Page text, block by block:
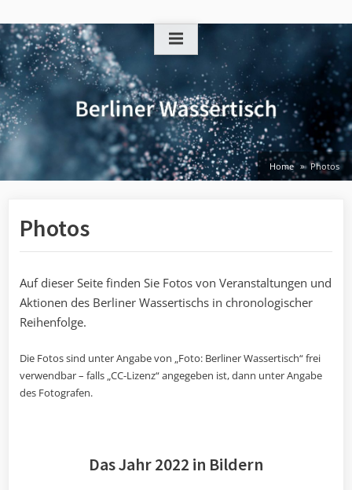
to
content
Home Photos
Photos
Auf dieser Seite finden Sie Fotos von Veranstaltungen und
Aktionen des Berliner Wassertischs in chronologischer
Reihenfolge.
Die Fotos sind unter Angabe von „Foto: Berliner Wassertisch“ frei
verwendbar – falls „CC-Lizenz“ angegeben ist, dann unter Angabe
des Fotografen.
Das Jahr 2022 in Bildern